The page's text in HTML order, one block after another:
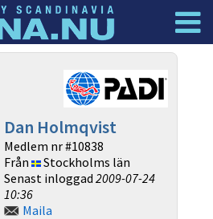
Logga in
Dan Holmqvist
Medlem nr #10838
Från
Stockholms län
Senast inloggad2009-07-24
10:36
Maila